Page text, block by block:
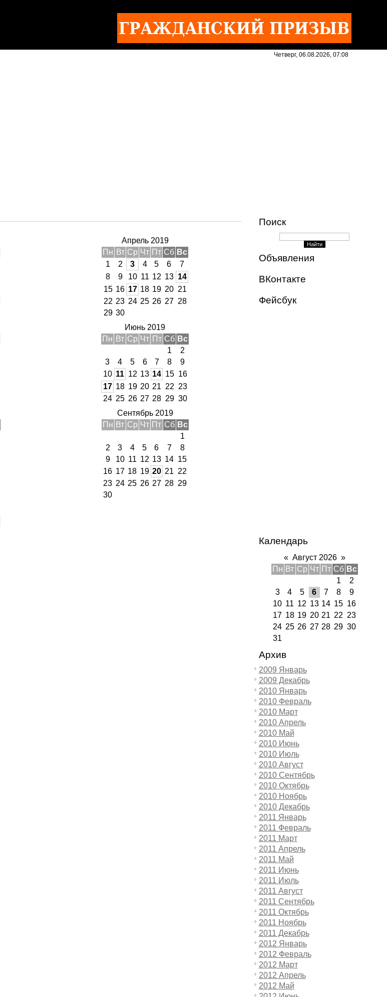
Четверг, 06.08.2026, 07:08
Апрель 2019
Пн Вт Ср Чт Пт Сб Вс
1
2 3 4 5 6
7
8
9 10 11 12 13 14
15 16 17 18 19 20 21
22 23 24 25 26 27 28
29 30
Июнь 2019
Пн Вт Ср Чт Пт Сб Вс
1
2
3
4 5 6 7 8
9
10 11 12 13 14 15 16
17 18 19 20 21 22 23
24 25 26 27 28 29 30
Сентябрь 2019
Пн Вт Ср Чт Пт Сб Вс
1
2
3 4 5 6 7
8
9
10 11 12 13 14 15
16 17 18 19 20 21 22
23 24 25 26 27 28 29
30
Поиск
Объявления
ВКонтакте
Фейсбук
Календарь
« Август 2026 »
Пн Вт Ср Чт Пт Сб Вс
1
2
3
4 5 6 7 8
9
10 11 12 13 14 15 16
17 18 19 20 21 22 23
24 25 26 27 28 29 30
31
Архив
2009 Январь
2009 Декабрь
2010 Январь
2010 Февраль
2010 Март
2010 Апрель
2010 Май
2010 Июнь
2010 Июль
2010 Август
2010 Сентябрь
2010 Октябрь
2010 Ноябрь
2010 Декабрь
2011 Январь
2011 Февраль
2011 Март
2011 Апрель
2011 Май
2011 Июнь
2011 Июль
2011 Август
2011 Сентябрь
2011 Октябрь
2011 Ноябрь
2011 Декабрь
2012 Январь
2012 Февраль
2012 Март
2012 Апрель
2012 Май